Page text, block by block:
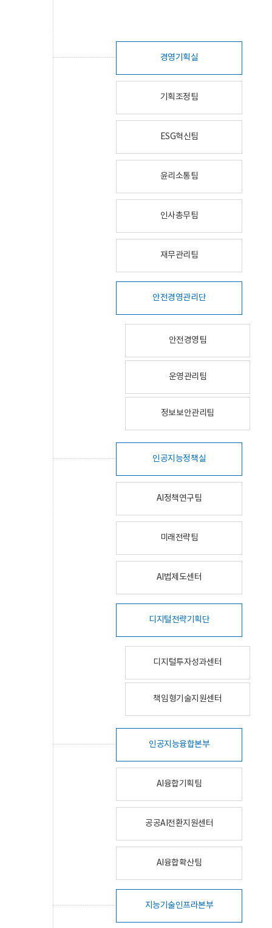
경영기획실
기획조정팀
ESG혁신팀
윤리소통팀
인사총무팀
재무관리팀
안전경영관리단
안전경영팀
운영관리팀
정보보안관리팀
인공지능정책실
AI정책연구팀
미래전략팀
AI법제도센터
디지털전략기획단
디지털투자성과센터
책임형기술지원센터
인공지능융합본부
AI융합기획팀
공공AI전환지원센터
AI융합확산팀
지능기술인프라본부